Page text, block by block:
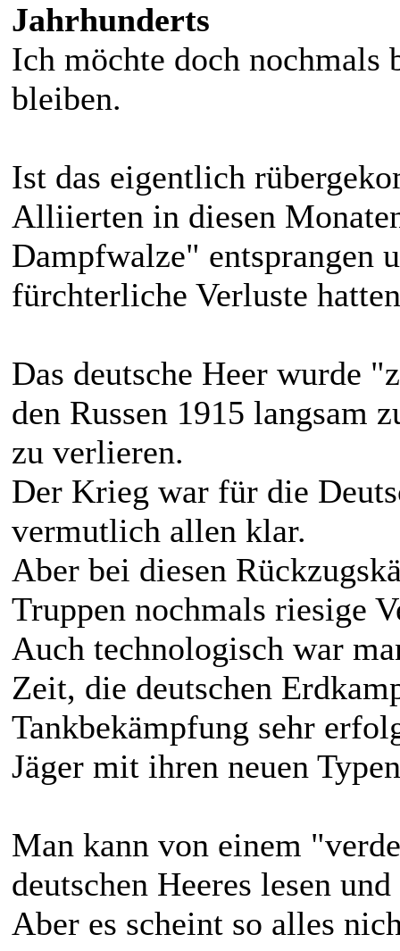
Jahrhunderts
Ich möchte doch nochmals
bleiben.
Ist das eigentlich
Alliierten in diesen
Dampfwalze" entsprangen
fürchterliche Verluste
Das deutsche Heer wurde
den Russen 1915 langsam
zu verlieren.
Der Krieg war für die
vermutlich allen klar.
Aber bei diesen
Truppen nochmals riesige
Auch technologisch war
Zeit, die deutschen
Tankbekämpfung sehr
Jäger mit ihren neuen
Man kann von einem
deutschen Heeres lesen
Aber es scheint so alles